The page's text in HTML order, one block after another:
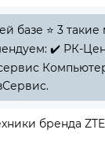
базе ⭐ 3 такие
✔️ РК-
бренда